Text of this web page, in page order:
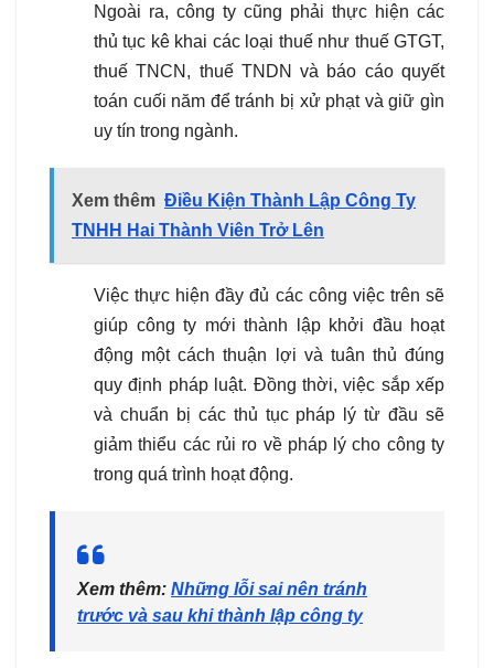
Ngoài ra, công ty cũng phải thực hiện các
thủ tục kê khai các loại thuế như thuế GTGT,
thuế TNCN, thuế TNDN và báo cáo quyết
toán cuối năm để tránh bị xử phạt và giữ gìn
uy tín trong ngành.
Xem thêm Điều Kiện Thành Lập Công Ty
TNHH Hai Thành Viên Trở Lên
Việc thực hiện đầy đủ các công việc trên sẽ
giúp công ty mới thành lập khởi đầu hoạt
động một cách thuận lợi và tuân thủ đúng
quy định pháp luật. Đồng thời, việc sắp xếp
và chuẩn bị các thủ tục pháp lý từ đầu sẽ
giảm thiểu các rủi ro về pháp lý cho công ty
trong quá trình hoạt động.
Xem thêm: Những lỗi sai nên tránh
trước và sau khi thành lập công ty